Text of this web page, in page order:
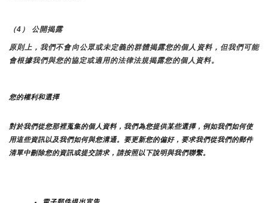
（4） 公開揭露
原則上，我們不會向公眾或未定義的群體揭露您的個人資料，但我們可能
會根據我們與您的協定或適用的法律法規揭露您的個人資料。
您的權利和選擇
對於我們從您那裡蒐集的個人資料，我們為您提供某些選擇，例如我們如何使
用這些資訊以及我們如何與您溝通。要更新您的偏好，要求我們從我們的郵件
清單中刪除您的資訊或提交請求，請按照以下說明與我們聯繫。
電子郵件退出宣告